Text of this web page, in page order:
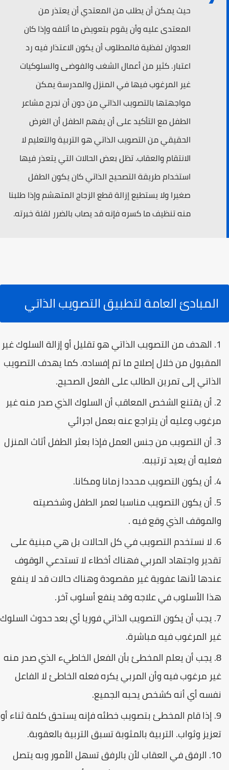
حيث يمكن أن يطلب من المعتدي أن يعتذر من
المعتدى عليه وأن يقوم بتعويض ما أتلفه وإذا كان
العدوان لفظية فالمطلوب أن يكون الاعتذار فيه رد
اعتبار. كثير من أعمال الشغب والفوضى والسلوكيات
غير المرغوب فيها في المنزل والمدرسة يمكن
مواجهتها بالتصويب الذاتي من دون أن نجرح مشاعر
الطفل مع التأكيد على أن يفهم الطفل أن الغرض
الحقيقي من التصويب الذاتي هو التربية والتعليم لا
الانتقام والعقاب. تظل بعض الحالات التي يتعذر فيها
استخدام طريقة التصحيح الذاتي كان يكون الطفل
صغيرا ولا يستطيع إزالة قطع الزجاج المتهشم وإذا طلبنا
منه تنظيف ما کسره فإنه قد يصاب بالضرر لقلة خبرته.
المبادئ العامة لتطبيق التصويب الذاتي
الهدف من التصويب الذاتي هو تقليل أو إزالة السلوك غير
المقبول من خلال إصلاح ما تم إفساده. كما يهدف التصويب
الذاتي إلى تمرين الطالب على الفعل الصحيح.
أن يقتنع الشخص المعاقب أن السلوك الذي صدر منه غير
مرغوب وعليه أن يتراجع عنه بعمل اجرائي
أن التصويب من جنس العمل فإذا بعثر الطفل أثاث المنزل
فعليه أن يعيد ترتيبه.
أن يكون التصويب محددا زمانا ومكانا.
أن يكون التصويب مناسبا لعمر الطفل وشخصيته
والموقف الذي وقع فيه .
لا نستخدم التصويب في كل الحالات بل هي مبنية على
تقدير واجتهاد المربي فهناك أخطاء لا تستدعي الوقوف
عندها لأنها عفوية غير مقصودة وهناك حالات قد لا ينفع
هذا الأسلوب في علاجه وقد ينفع أسلوب آخر.
يجب أن يكون التصويب الذاتي فوريا أي بعد حدوث السلوك
غير المرغوب فيه مباشرة.
يجب أن يعلم المخطئ بأن الفعل الخاطيء الذي صدر منه
غير مرغوب فيه وأن المربي يكره فعله الخاطئ لا الفاعل
نفسه أي أنه كشخص يحبه الجميع.
إذا قام المخطئ بتصويب خطئه فإنه يستحق كلمة ثناء أو
تعزیز وثواب. التربية بالمثوبة تسبق التربية بالعقوبة.
الرفق في العقاب لأن بالرفق تسهل الأمور وبه يتصل